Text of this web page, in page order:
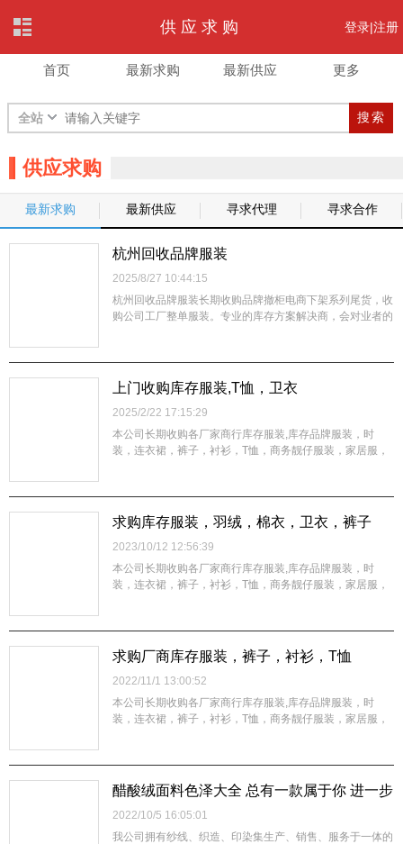
供应求购 登录|注册
首页 最新求购 最新供应 更多
全站 搜索
供应求购
最新求购 最新供应 寻求代理 寻求合作
杭州回收品牌服装
2025/8/27 10:44:15
杭州回收品牌服装长期收购品牌撤柜电商下架系列尾货，收
购公司工厂整单服装。专业的库存方案解决商，会对业者的
售，还能为品牌开发潜在客户群，开拓潜在市场。这就如同
我们看到的积雪融化，表面上看积雪消...
上门收购库存服装,T恤，卫衣
2025/2/22 17:15:29
本公司长期收购各厂家商行库存服装,库存品牌服装，时
装，连衣裙，裤子，衬衫，T恤，商务靓仔服装，家居服，
以最大的诚意接受客户的来电，并以最快的方式上门看货定
价，以最合理的价钱现金交易。我们真诚...
求购库存服装，羽绒，棉衣，卫衣，裤子
2023/10/12 12:56:39
本公司长期收购各厂家商行库存服装,库存品牌服装，时
装，连衣裙，裤子，衬衫，T恤，商务靓仔服装，家居服，
以最大的诚意接受客户的来电，并以最快的方式上门看货定
价，以最合理的价钱现金交易。我们真诚...
求购厂商库存服装，裤子，衬衫，T恤
2022/11/1 13:00:52
本公司长期收购各厂家商行库存服装,库存品牌服装，时
装，连衣裙，裤子，衬衫，T恤，商务靓仔服装，家居服，
以最大的诚意接受客户的来电，并以最快的方式上门看货定
价，以最合理的价钱现金交易。我们真诚...
醋酸绒面料色泽大全 总有一款属于你 进一步
了解手感如何- 留言获取布板
2022/10/5 16:05:01
我公司拥有纱线、织造、印染集生产、销售、服务于一体的